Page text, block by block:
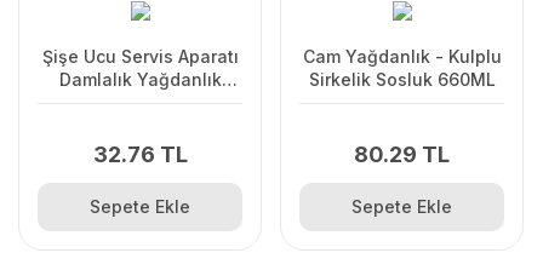
Şişe Ucu Servis Aparatı
Damlalık Yağdanlık
32.76 TL
Sepete Ekle
Cam Yağdanlık - Kulplu
Sirkelik Sosluk 660ML
80.29 TL
Sepete Ekle